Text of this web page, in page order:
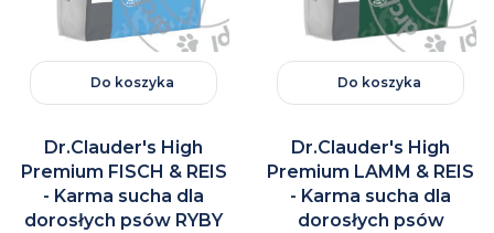
Do koszyka
Dr.Clauder's High
Premium FISCH & REIS
- Karma sucha dla
dorosłych psów RYBY
Do koszyka
Dr.Clauder's High
Premium LAMM & REIS
- Karma sucha dla
dorosłych psów